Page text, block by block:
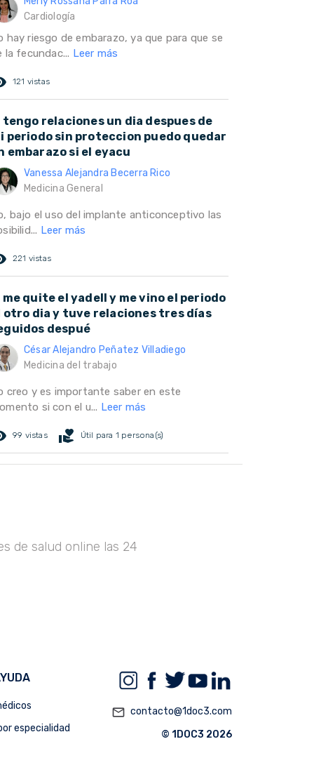
Cardiología
hay riesgo de embarazo, ya que para que se
la fecundac... Leer más
121 vistas
tengo relaciones un dia despues de
periodo sin proteccion puedo quedar
embarazo si el eyacu
Vanessa Alejandra Becerra Rico
Medicina General
bajo el uso del implante anticonceptivo las
Leer más
221 vistas
me quite el yadell y me vino el periodo
otro dia y tuve relaciones tres días
despué
César Alejandro Peñatez Villadiego
Medicina del trabajo
creo y es importante saber en este
si con el u... Leer más
99 vistas volunteer_activism Útil para 1 persona(s)
de salud online las 24
especialidad
mail_outline contacto@1doc3.com
© 1DOC3 2026